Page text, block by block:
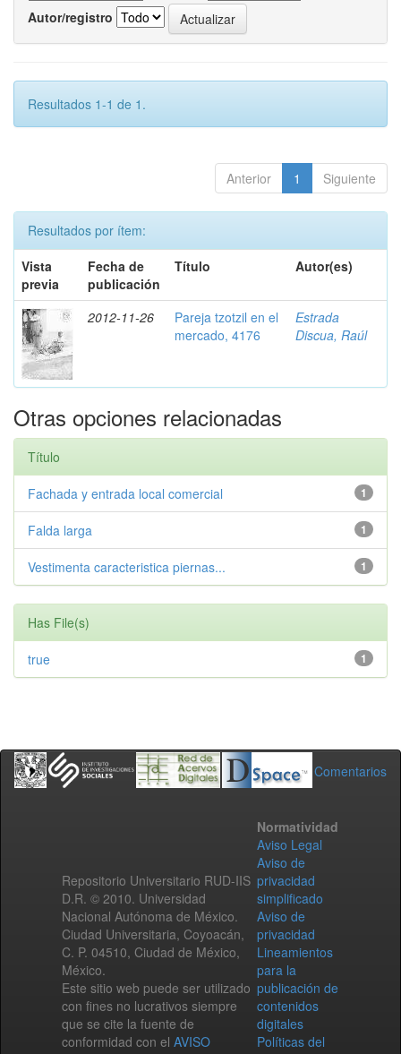
Autor/registro
Resultados 1-1 de 1.
Anterior 1 Siguiente
Resultados por ítem:
Vista
previa
Fecha de
publicación
Título Autor(es)
2012-11-26
Pareja tzotzil en el
mercado, 4176
Estrada
Discua, Raúl
Otras opciones relacionadas
Título
1
Fachada y entrada local comercial
1
Falda larga
1
Vestimenta caracteristica piernas...
Has File(s)
1
true
Comentarios
Repositorio Universitario RUD-IIS
D.R. © 2010. Universidad
Nacional Autónoma de México.
Ciudad Universitaria, Coyoacán,
C. P. 04510, Ciudad de México,
México.
Este sitio web puede ser utilizado
con fines no lucrativos siempre
que se cite la fuente de
conformidad con el AVISO
Normatividad
Aviso Legal
Aviso de
privacidad
simplificado
Aviso de
privacidad
Lineamientos
para la
publicación de
contenidos
digitales
Políticas del